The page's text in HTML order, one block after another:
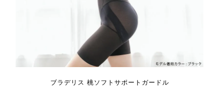
ブラデリス 桃ソフトサポートガードル